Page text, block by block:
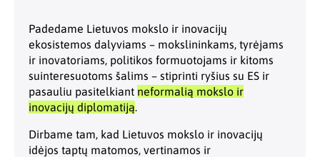
Padedame Lietuvos mokslo ir inovacijų
ekosistemos dalyviams – mokslininkams, tyrėjams
ir inovatoriams, politikos formuotojams ir kitoms
suinteresuotoms šalims – stiprinti ryšius su ES ir
pasauliu pasitelkiant neformalią mokslo ir
inovacijų diplomatiją.
Dirbame tam, kad Lietuvos mokslo ir inovacijų
idėjos taptų matomos, vertinamos ir